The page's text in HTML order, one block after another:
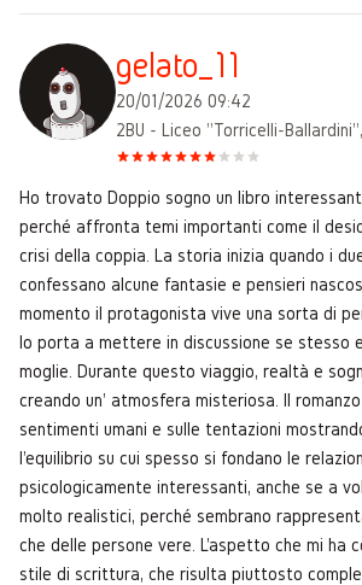
gelato_11
20/01/2026 09:42
2BU - Liceo "Torricelli-
Ho trovato Doppio sogno un libro
perché affronta temi importanti come il
crisi della coppia. La storia inizia quando i
confessano alcune fantasie e pensieri
momento il protagonista vive una sorta di
lo porta a mettere in discussione se stesso
moglie. Durante questo viaggio, realtà e
creando un' atmosfera misteriosa. Il
sentimenti umani e sulle tentazioni
l'equilibrio su cui spesso si fondano le
psicologicamente interessanti, anche se a
molto realistici, perché sembrano
che delle persone vere. L'aspetto che mi ha
stile di scrittura, che risulta piuttosto